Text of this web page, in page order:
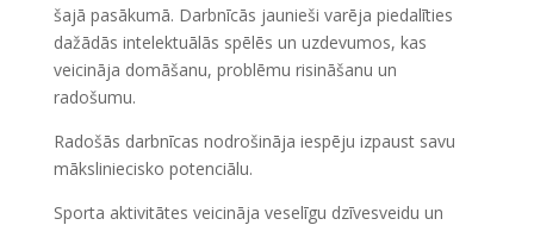
šajā pasākumā. Darbnīcās jaunieši varēja piedalīties
dažādās intelektuālās spēlēs un uzdevumos, kas
veicināja domāšanu, problēmu risināšanu un
radošumu.
Radošās darbnīcas nodrošināja iespēju izpaust savu
māksliniecisko potenciālu.
Sporta aktivitātes veicināja veselīgu dzīvesveidu un